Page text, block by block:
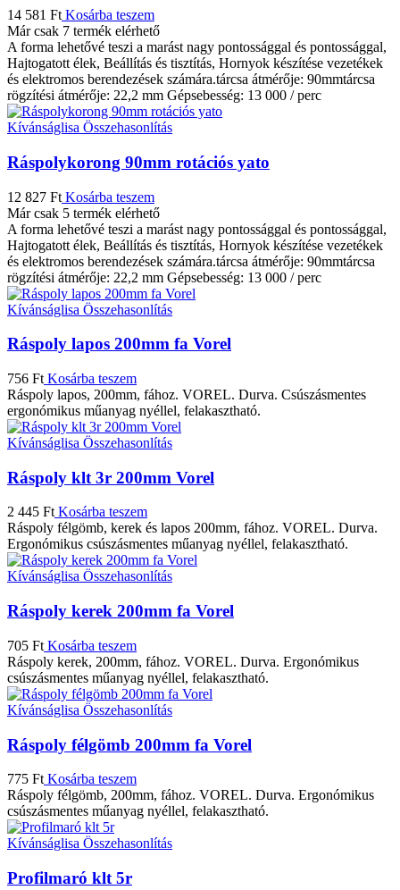
14 581 Ft Kosárba teszem
Már csak 7 termék elérhető
A forma lehetővé teszi a marást nagy pontossággal és pontossággal,
Hajtogatott élek, Beállítás és tisztítás, Hornyok készítése vezetékek
és elektromos berendezések számára.tárcsa átmérője: 90mmtárcsa
rögzítési átmérője: 22,2 mm Gépsebesség: 13 000 / perc
Kívánságlisa Összehasonlítás
Ráspolykorong 90mm rotációs yato
12 827 Ft Kosárba teszem
Már csak 5 termék elérhető
A forma lehetővé teszi a marást nagy pontossággal és pontossággal,
Hajtogatott élek, Beállítás és tisztítás, Hornyok készítése vezetékek
és elektromos berendezések számára.tárcsa átmérője: 90mmtárcsa
rögzítési átmérője: 22,2 mm Gépsebesség: 13 000 / perc
Kívánságlisa Összehasonlítás
Ráspoly lapos 200mm fa Vorel
756 Ft Kosárba teszem
Ráspoly lapos, 200mm, fához. VOREL. Durva. Csúszásmentes
ergonómikus műanyag nyéllel, felakasztható.
Kívánságlisa Összehasonlítás
Ráspoly klt 3r 200mm Vorel
2 445 FtKosárba teszem
Ráspoly félgömb, kerek és lapos 200mm, fához. VOREL. Durva.
Ergonómikus csúszásmentes műanyag nyéllel, felakasztható.
Kívánságlisa Összehasonlítás
Ráspoly kerek 200mm fa Vorel
705 Ft Kosárba teszem
Ráspoly kerek, 200mm, fához. VOREL. Durva. Ergonómikus
csúszásmentes műanyag nyéllel, felakasztható.
Kívánságlisa Összehasonlítás
Ráspoly félgömb 200mm fa Vorel
775 Ft Kosárba teszem
Ráspoly félgömb, 200mm, fához. VOREL. Durva. Ergonómikus
csúszásmentes műanyag nyéllel, felakasztható.
Kívánságlisa Összehasonlítás
Profilmaró klt 5r